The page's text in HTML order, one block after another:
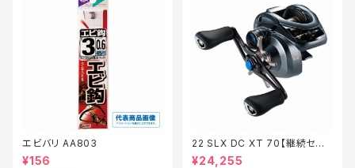
エビバリ AA803
¥156
22 SLX DC XT 70【継続セー
ル_リール】【10】
¥24,255